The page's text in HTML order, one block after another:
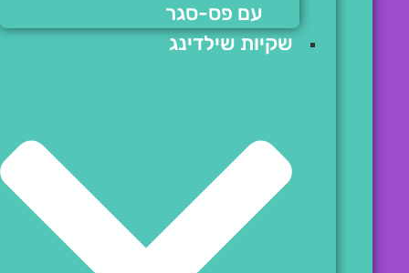
עם פס-סגר
שקיות שילדינג